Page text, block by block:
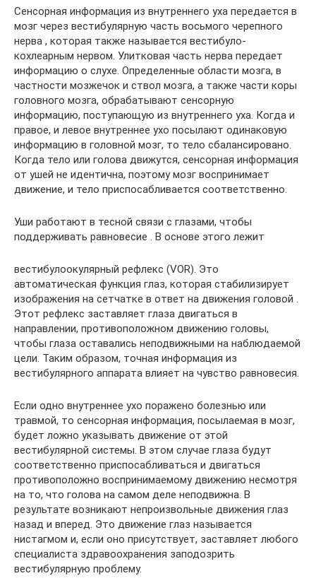
Сенсорная информация из внутреннего уха передается в
мозг через вестибулярную часть восьмого черепного
нерва , которая также называется вестибуло-
кохлеарным нервом. Улитковая часть нерва передает
информацию о слухе. Определенные области мозга, в
частности мозжечок и ствол мозга, а также части коры
головного мозга, обрабатывают сенсорную
информацию, поступающую из внутреннего уха. Когда и
правое, и левое внутреннее ухо посылают одинаковую
информацию в головной мозг, то тело сбалансировано.
Когда тело или голова движутся, сенсорная информация
от ушей не идентична, поэтому мозг воспринимает
движение, и тело приспосабливается соответственно.
Уши работают в тесной связи с глазами, чтобы
поддерживать равновесие . В основе этого лежит
вестибулоокулярный рефлекс (VOR). Это
автоматическая функция глаз, которая стабилизирует
изображения на сетчатке в ответ на движения головой .
Этот рефлекс заставляет глаза двигаться в
направлении, противоположном движению головы,
чтобы глаза оставались неподвижными на наблюдаемой
цели. Таким образом, точная информация из
вестибулярного аппарата влияет на чувство равновесия.
Если одно внутреннее ухо поражено болезнью или
травмой, то сенсорная информация, посылаемая в мозг,
будет ложно указывать движение от этой
вестибулярной системы. В этом случае глаза будут
соответственно приспосабливаться и двигаться
противоположно воспринимаемому движению несмотря
на то, что голова на самом деле неподвижна. В
результате возникают непроизвольные движения глаз
назад и вперед. Это движение глаз называется
нистагмом и, если оно присутствует, заставляет любого
специалиста здравоохранения заподозрить
вестибулярную проблему.